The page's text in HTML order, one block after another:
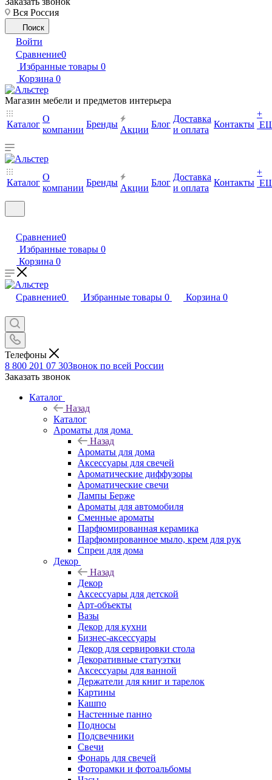
Вся Россия
Поиск
Войти
Сравнение0
Избранные товары 0
Корзина 0
Магазин мебели и предметов интерьера
Каталог
О
компании
Бренды
Акции
Блог
Доставка
и оплата
Контакты
+
Каталог
О
компании
Бренды
Акции
Блог
Доставка
и оплата
Контакты
+
Сравнение0
Избранные товары 0
Корзина 0
Сравнение0 Избранные товары 0 Корзина 0
Телефоны
8 800 201 07 30Звонок по всей России
Заказать звонок
Каталог
Назад
Каталог
Ароматы для дома
Назад
Ароматы для дома
Аксессуары для свечей
Ароматические диффузоры
Ароматические свечи
Лампы Берже
Ароматы для автомобиля
Сменные ароматы
Парфюмированная керамика
Парфюмированное мыло, крем для рук
Спреи для дома
Декор
Назад
Декор
Аксессуары для детской
Арт-объекты
Вазы
Декор для кухни
Бизнес-аксессуары
Декор для сервировки стола
Декоративные статуэтки
Аксессуары для ванной
Держатели для книг и тарелок
Картины
Кашпо
Настенные панно
Подносы
Подсвечники
Свечи
Фонарь для свечей
Фоторамки и фотоальбомы